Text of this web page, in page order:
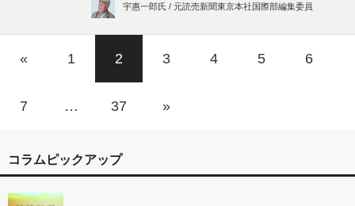
宇惠一郎氏 / 元読売新聞東京本社国際部編集委員
« 1 2 3 4 5 6
7 … 37 »
コラムピックアップ